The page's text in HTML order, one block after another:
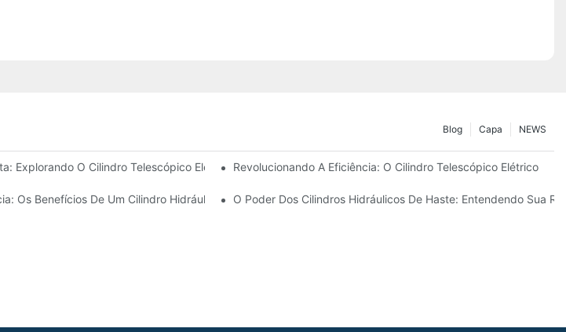
NEWS
Capa
Blog
Explorando O Cilindro Telescópico Elétrico Revolucionando A Eficiência: O Cilindro Telescópico Elétrico
Os Benefícios De Um Cilindro Hidráulico Telescópico De 4 EstágiosO Poder Dos Cilindros Hidráulicos De Haste: Entendendo Sua